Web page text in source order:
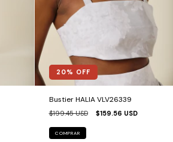
20% OFF
Bustier HALIA VLV26339
$199.45 USD $159.56 USD
COMPRAR